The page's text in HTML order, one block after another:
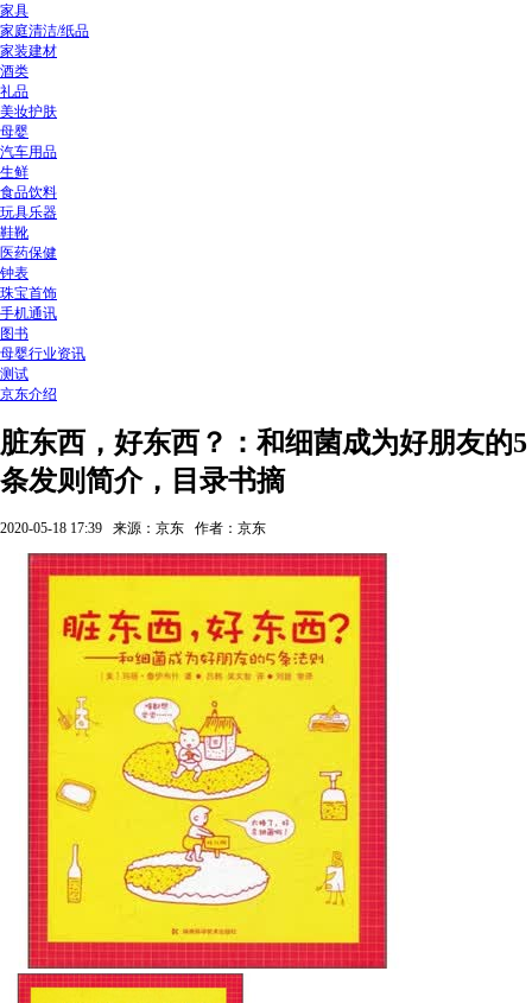
家具
家庭清洁/纸品
家装建材
酒类
礼品
美妆护肤
母婴
汽车用品
生鲜
食品饮料
玩具乐器
鞋靴
医药保健
钟表
珠宝首饰
手机通讯
图书
母婴行业资讯
测试
京东介绍
脏东西，好东西？：和细菌成为好朋友的5
条发则简介，目录书摘
2020-05-18 17:39 来源：京东 作者：京东